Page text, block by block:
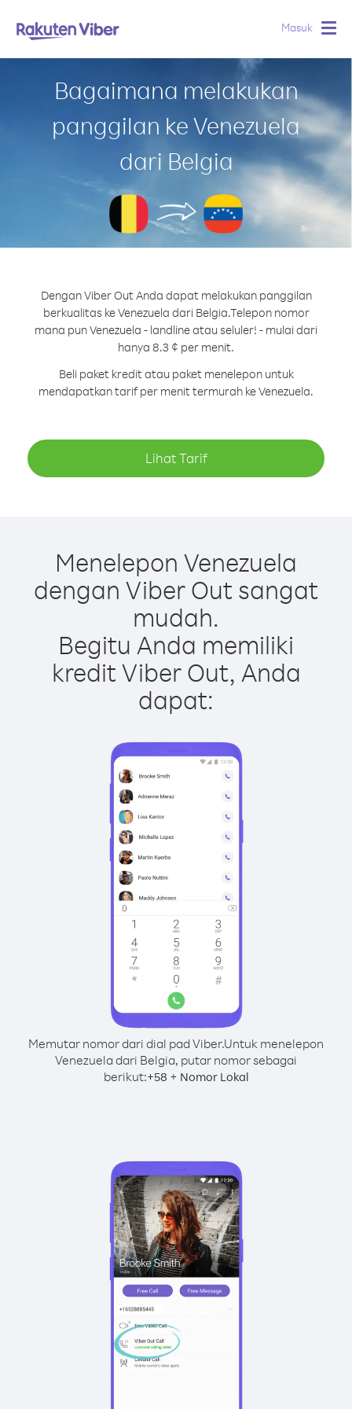
Masuk
Bagaimana melakukan
panggilan ke Venezuela
dari Belgia
Dengan Viber Out Anda dapat melakukan panggilan
berkualitas ke Venezuela dari Belgia.Telepon nomor
mana pun Venezuela - landline atau seluler! - mulai dari
hanya 8.3 ¢ per menit.
Beli paket kredit atau paket menelepon untuk
mendapatkan tarif per menit termurah ke Venezuela.
Lihat Tarif
Menelepon Venezuela
dengan Viber Out sangat
mudah.
Begitu Anda memiliki
kredit Viber Out, Anda
dapat:
Memutar nomor dari dial pad Viber.Untuk menelepon
Venezuela dari Belgia, putar nomor sebagai
berikut:+58 + Nomor Lokal